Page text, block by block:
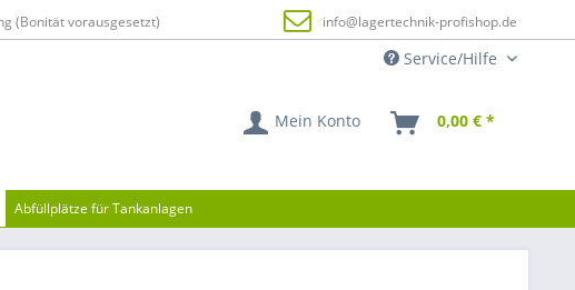
(Bonität vorausgesetzt) info@lagertechnik-profishop.de
Service/Hilfe
Mein Konto 0,00 € *
Abfüllplätze für Tankanlagen